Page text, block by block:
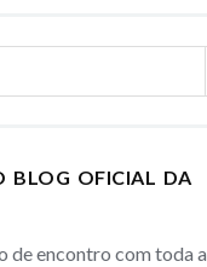
BLOG OFICIAL DA
de encontro com toda a